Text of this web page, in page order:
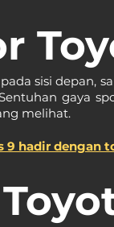
sisi depan,
gaya
melihat.
9 hadir dengan